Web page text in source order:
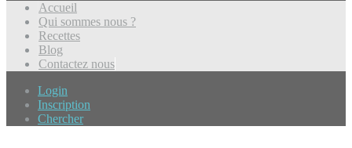
Accueil
Qui sommes nous ?
Recettes
Blog
Contactez nous
Login
Inscription
Chercher